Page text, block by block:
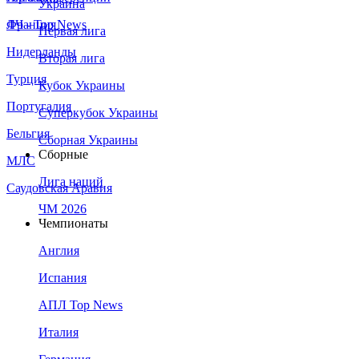
Франция
Нидерланды
Турция
Португалия
Бельгия
МЛС
Саудовская Аравия
ЛЧ - Top News
Украина
Первая лига
Вторая лига
Кубок Украины
Суперкубок Украины
Сборная Украины
Сборные
Лига наций
ЧМ 2026
Чемпионаты
Англия
Испания
АПЛ Top News
Италия